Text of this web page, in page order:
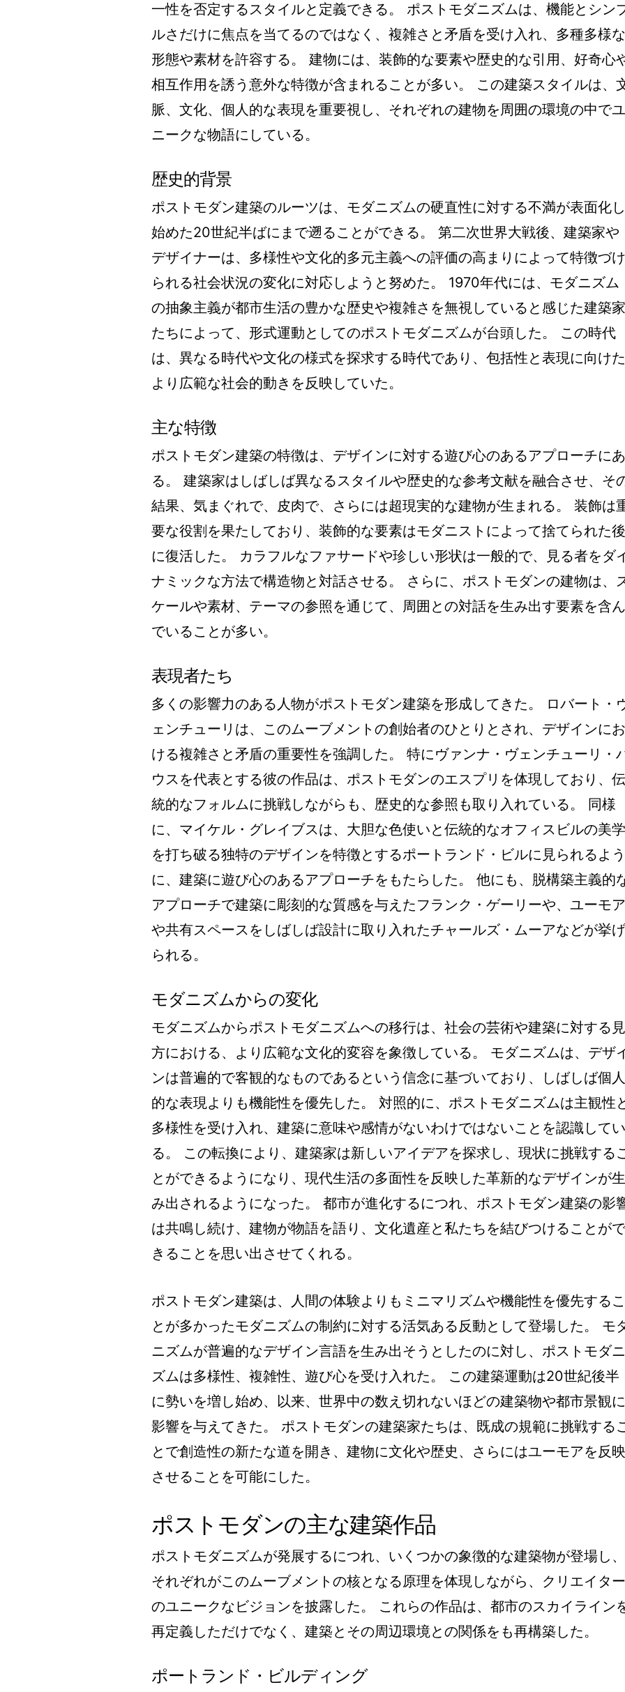
一性を否定するスタイルと定義できる。 ポストモダニズムは、機能とシン
ルさだけに焦点を当てるのではなく、複雑さと矛盾を受け入れ、多種多様な
形態や素材を許容する。 建物には、装飾的な要素や歴史的な引用、好奇心
相互作用を誘う意外な特徴が含まれることが多い。 この建築スタイルは、
脈、文化、個人的な表現を重要視し、それぞれの建物を周囲の環境の中でユ
ニークな物語にしている。
歴史的背景
ポストモダン建築のルーツは、モダニズムの硬直性に対する不満が表面化し
始めた20世紀半ばにまで遡ることができる。 第二次世界大戦後、建築家や
デザイナーは、多様性や文化的多元主義への評価の高まりによって特徴づけ
られる社会状況の変化に対応しようと努めた。 1970年代には、モダニズム
の抽象主義が都市生活の豊かな歴史や複雑さを無視していると感じた建築家
たちによって、形式運動としてのポストモダニズムが台頭した。 この時代
は、異なる時代や文化の様式を探求する時代であり、包括性と表現に向けた
より広範な社会的動きを反映していた。
主な特徴
ポストモダン建築の特徴は、デザインに対する遊び心のあるアプローチにあ
る。 建築家はしばしば異なるスタイルや歴史的な参考文献を融合させ、そ
結果、気まぐれで、皮肉で、さらには超現実的な建物が生まれる。 装飾は
要な役割を果たしており、装飾的な要素はモダニストによって捨てられた後
に復活した。 カラフルなファサードや珍しい形状は一般的で、見る者をダ
ナミックな方法で構造物と対話させる。 さらに、ポストモダンの建物は、
ケールや素材、テーマの参照を通じて、周囲との対話を生み出す要素を含ん
でいることが多い。
表現者たち
多くの影響力のある人物がポストモダン建築を形成してきた。 ロバート・
ェンチューリは、このムーブメントの創始者のひとりとされ、デザインにお
ける複雑さと矛盾の重要性を強調した。 特にヴァンナ・ヴェンチューリ・
ウスを代表とする彼の作品は、ポストモダンのエスプリを体現しており、伝
統的なフォルムに挑戦しながらも、歴史的な参照も取り入れている。 同様
に、マイケル・グレイブスは、大胆な色使いと伝統的なオフィスビルの美学
を打ち破る独特のデザインを特徴とするポートランド・ビルに見られるよう
に、建築に遊び心のあるアプローチをもたらした。 他にも、脱構築主義的
アプローチで建築に彫刻的な質感を与えたフランク・ゲーリーや、ユーモア
や共有スペースをしばしば設計に取り入れたチャールズ・ムーアなどが挙げ
られる。
モダニズムからの変化
モダニズムからポストモダニズムへの移行は、社会の芸術や建築に対する見
方における、より広範な文化的変容を象徴している。 モダニズムは、デザ
ンは普遍的で客観的なものであるという信念に基づいており、しばしば個人
的な表現よりも機能性を優先した。 対照的に、ポストモダニズムは主観性
多様性を受け入れ、建築に意味や感情がないわけではないことを認識してい
る。 この転換により、建築家は新しいアイデアを探求し、現状に挑戦する
とができるようになり、現代生活の多面性を反映した革新的なデザインが生
み出されるようになった。 都市が進化するにつれ、ポストモダン建築の影
は共鳴し続け、建物が物語を語り、文化遺産と私たちを結びつけることがで
きることを思い出させてくれる。
ポストモダン建築は、人間の体験よりもミニマリズムや機能性を優先するこ
とが多かったモダニズムの制約に対する活気ある反動として登場した。 モ
ニズムが普遍的なデザイン言語を生み出そうとしたのに対し、ポストモダニ
ズムは多様性、複雑性、遊び心を受け入れた。 この建築運動は20世紀後半
に勢いを増し始め、以来、世界中の数え切れないほどの建築物や都市景観に
影響を与えてきた。 ポストモダンの建築家たちは、既成の規範に挑戦する
とで創造性の新たな道を開き、建物に文化や歴史、さらにはユーモアを反映
させることを可能にした。
ポストモダンの主な建築作品
ポストモダニズムが発展するにつれ、いくつかの象徴的な建築物が登場し、
それぞれがこのムーブメントの核となる原理を体現しながら、クリエイター
のユニークなビジョンを披露した。 これらの作品は、都市のスカイライン
再定義しただけでなく、建築とその周辺環境との関係をも再構築した。
ポートランド・ビルディング